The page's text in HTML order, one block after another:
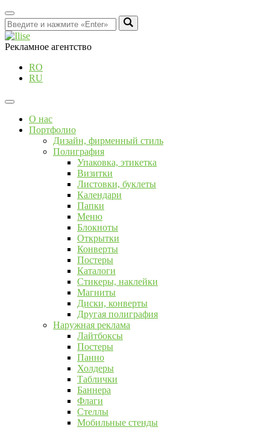
Рекламное агентство
RO
RU
О нас
Портфолио
Дизайн, фирменный стиль
Полиграфия
Упаковка, этикетка
Визитки
Листовки, буклеты
Календари
Папки
Меню
Блокноты
Открытки
Конверты
Постеры
Каталоги
Стикеры, наклейки
Магниты
Диски, конверты
Другая полиграфия
Наружная реклама
Лайтбоксы
Постеры
Панно
Холдеры
Таблички
Баннера
Флаги
Стеллы
Мобильные стенды